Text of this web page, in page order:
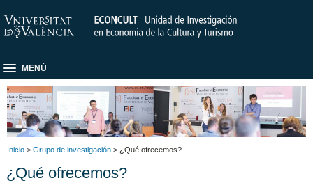
MENÚ
Inicio > Grupo de investigación > ¿Qué ofrecemos?
¿Qué ofrecemos?